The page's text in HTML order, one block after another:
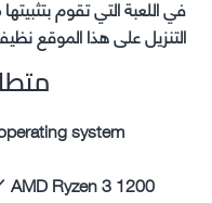
في اللعبة التي تقوم
التنزيل على هذا الموقع نظيفة 100٪ ولا تحتوي على أي
system
AMD Ryzen 3 1200